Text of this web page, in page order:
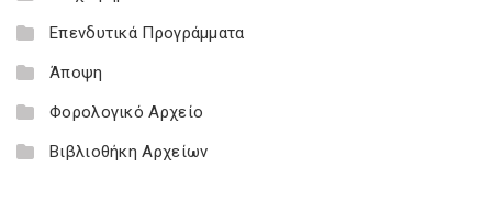
Επενδυτικά Προγράμματα
Άποψη
Φορολογικό Αρχείο
Βιβλιοθήκη Αρχείων